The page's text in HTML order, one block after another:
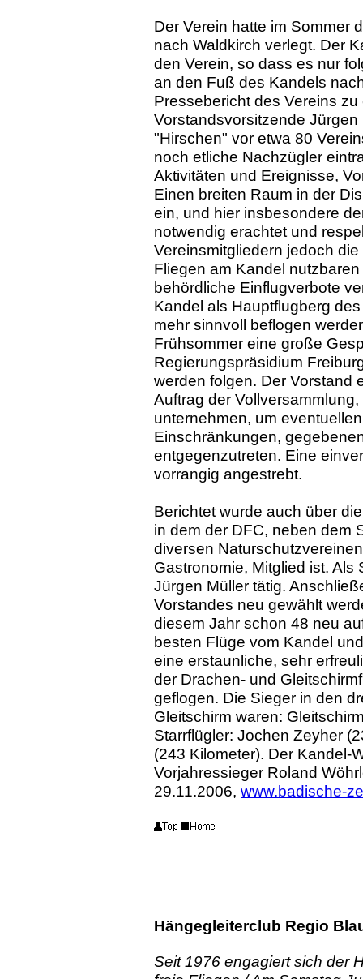
Der Verein hatte im Sommer
nach Waldkirch verlegt. Der
den Verein, so dass es nur
an den Fuß des Kandels
Pressebericht des Vereins
Vorstandsvorsitzende
"Hirschen" vor etwa 80
noch etliche Nachzügler
Aktivitäten und Ereignisse,
Einen breiten Raum in der
ein, und hier insbesondere
notwendig erachtet und
Vereinsmitgliedern jedoch
Fliegen am Kandel
behördliche Einflugverbote
Kandel als Hauptflugberg
mehr sinnvoll beflogen
Frühsommer eine große
Regierungspräsidium
werden folgen. Der Vorstand
Auftrag der
unternehmen, um
Einschränkungen,
entgegenzutreten. Eine
vorrangig angestrebt.
Berichtet wurde auch über
in dem der DFC, neben dem
diversen
Gastronomie, Mitglied ist. Als
Jürgen Müller tätig.
Vorstandes neu gewählt
diesem Jahr schon 48 neu
besten Flüge vom Kandel
eine erstaunliche, sehr
der Drachen- und
geflogen. Die Sieger in den
Gleitschirm waren:
Starrflügler: Jochen Zeyher
(243 Kilometer). Der Kandel-
Vorjahressieger Roland
29.11.2006, www.badische-
Hängegleiterclub Regio
Seit 1976 engagiert sich der